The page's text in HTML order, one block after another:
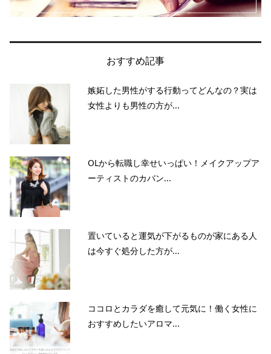
おすすめ記事
嫉妬した男性がする行動ってどんなの？実は
女性よりも男性の方が...
OLから転職し幸せいっぱい！メイクアップア
ーティストのカバン...
置いていると運気が下がるものが家にある人
は今すぐ処分した方が...
ココロとカラダを癒して元気に！働く女性に
おすすめしたいアロマ...